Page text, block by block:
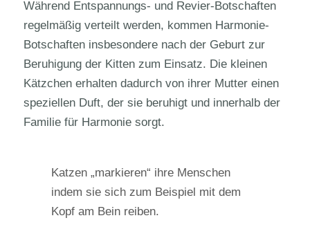
Während Entspannungs- und Revier-Botschaften
regelmäßig verteilt werden, kommen Harmonie-
Botschaften insbesondere nach der Geburt zur
Beruhigung der Kitten zum Einsatz. Die kleinen
Kätzchen erhalten dadurch von ihrer Mutter einen
speziellen Duft, der sie beruhigt und innerhalb der
Familie für Harmonie sorgt.
Katzen „markieren“ ihre Menschen
indem sie sich zum Beispiel mit dem
Kopf am Bein reiben.